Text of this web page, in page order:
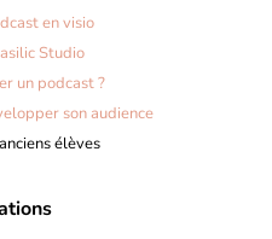
en visio
Studio
un podcast ?
son audience
élèves